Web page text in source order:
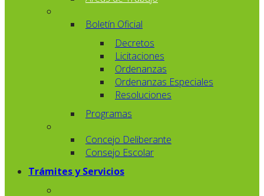
Boletín Oficial
Decretos
Licitaciones
Ordenanzas
Ordenanzas Especiales
Resoluciones
Programas
Concejo Deliberante
Consejo Escolar
Trámites y Servicios